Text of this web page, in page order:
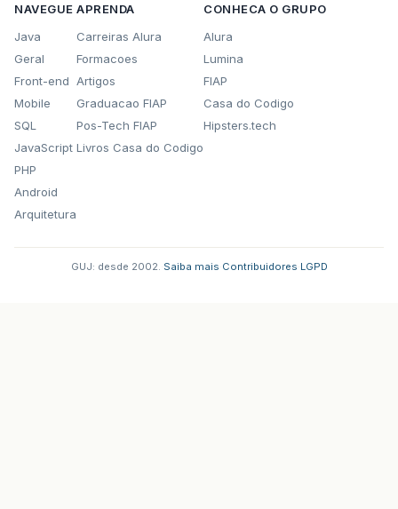
NAVEGUE
Java
Geral
Front-end
Mobile
SQL
JavaScript
PHP
Android
Arquitetura
APRENDA
Carreiras Alura
Formacoes
Artigos
Graduacao FIAP
Pos-Tech FIAP
Livros Casa do Codigo
CONHECA O GRUPO
Alura
Lumina
FIAP
Casa do Codigo
Hipsters.tech
GUJ: desde 2002. Saiba mais Contribuidores LGPD